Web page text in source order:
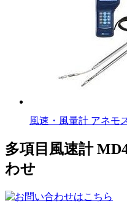
風速・風量計 アネモ
多項目風速計
わせ